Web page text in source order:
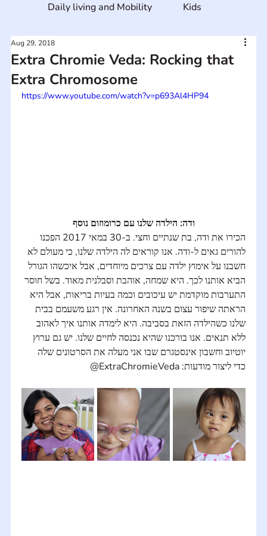
Extra Chromie Veda: Rocking that
Extra Chromosome
Aug 29, 2018
https://www.youtube.com/watch?v=p693Al4HP94
ודה: הילדה שלנו עם כרומוזום נוסף
הכירו את ודה, בת שנתיים וחצי. ב-30 במאי 2017 הפכנו
להורים גאים ל-ודה. אנו קוראים לה הילדה שלנו, כי מעולם לא
חשבנו על אימוץ ילדה עם צרכים מיוחדים, אבל איכשהו הגורל
הביא אותנו לכך. היא שמחה, אוהבת וסבלנית מאוד. בשל חוסר
התערבות מוקדמת יש עיכובים וכמה בעיות בריאות, אבל היא
הראתה שיפור עצום בשנה האחרונה. אין רגע משעמם בבית
שלנו כשהילדה הזאת בסביבה. היא לימדה אותנו איך לאהוב
ללא תנאים. אנו בורכנו שהיא נכנסה לחיים שלנו. יש גם ערוץ
יוטיוב וחשבון אינסטגרם שבו אני מעלה את הסרטונים שלה
כדי ליצור מודעות: ExtraChromieVeda@
Daily living and Mobility Kids